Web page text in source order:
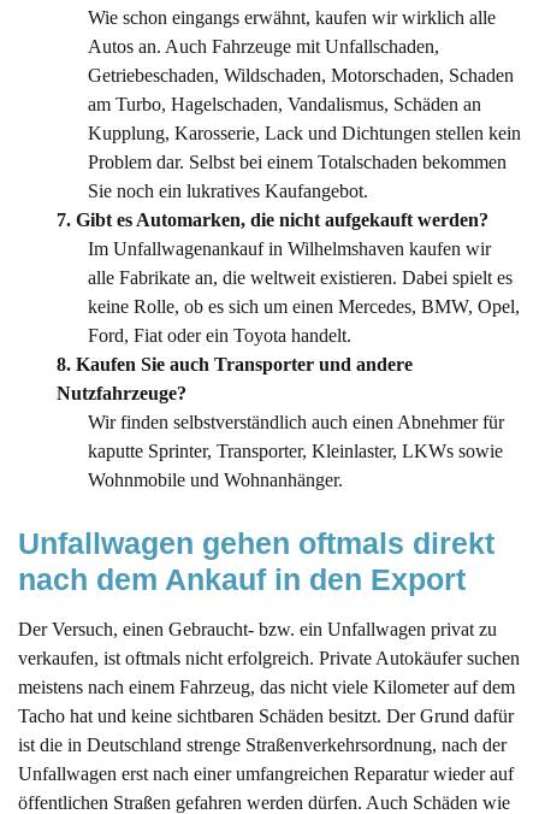
Wie schon eingangs erwähnt, kaufen wir wirklich alle
Autos an. Auch Fahrzeuge mit Unfallschaden,
Getriebeschaden, Wildschaden, Motorschaden, Schaden
am Turbo, Hagelschaden, Vandalismus, Schäden an
Kupplung, Karosserie, Lack und Dichtungen stellen kein
Problem dar. Selbst bei einem Totalschaden bekommen
Sie noch ein lukratives Kaufangebot.
7. Gibt es Automarken, die nicht aufgekauft werden?
Im Unfallwagenankauf in Wilhelmshaven kaufen wir
alle Fabrikate an, die weltweit existieren. Dabei spielt es
keine Rolle, ob es sich um einen Mercedes, BMW, Opel,
Ford, Fiat oder ein Toyota handelt.
8. Kaufen Sie auch Transporter und andere
Nutzfahrzeuge?
Wir finden selbstverständlich auch einen Abnehmer für
kaputte Sprinter, Transporter, Kleinlaster, LKWs sowie
Wohnmobile und Wohnanhänger.
Unfallwagen gehen oftmals direkt
nach dem Ankauf in den Export
Der Versuch, einen Gebraucht- bzw. ein Unfallwagen privat zu
verkaufen, ist oftmals nicht erfolgreich. Private Autokäufer suchen
meistens nach einem Fahrzeug, das nicht viele Kilometer auf dem
Tacho hat und keine sichtbaren Schäden besitzt. Der Grund dafür
ist die in Deutschland strenge Straßenverkehrsordnung, nach der
Unfallwagen erst nach einer umfangreichen Reparatur wieder auf
öffentlichen Straßen gefahren werden dürfen. Auch Schäden wie